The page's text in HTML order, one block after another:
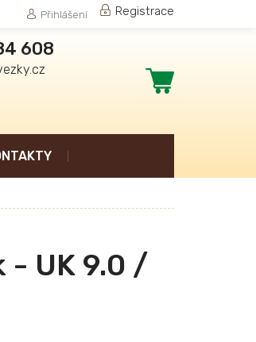
Registrace
Přihlášení
608
Nákupní
- UK 9.0 /